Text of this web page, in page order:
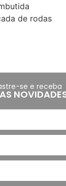
de rodas
se e receba